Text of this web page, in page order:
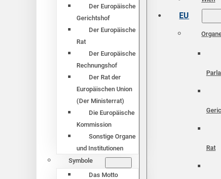
Der Europäische
Gerichtshof
Der Europäische
Rat
Der Europäische
Rechnungshof
Der Rat der
Europäischen Union
(Der Ministerrat)
Die Europäische
Kommission
Sonstige Organe
und Institutionen
Symbole
Das Motto
EU
Rat